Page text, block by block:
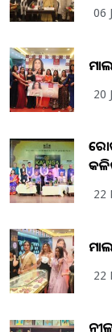
06
20
22
22